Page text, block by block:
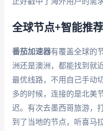
全球节点+智能推
番茄加速器有覆盖全球的
洲还是澳洲，都能找到就
最优线路，不用自己手动
多的时候，连接的是北美
迟。有次去墨西哥旅游，
到了当地的节点，听喜马